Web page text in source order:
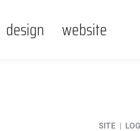
design website
SITE |